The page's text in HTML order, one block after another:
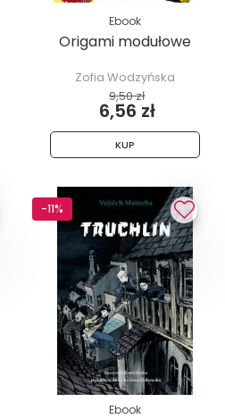
Ebook
Origami modułowe
Zofia Wodzyńska
9,50 zł
6,56 zł
KUP
-11%
Ebook